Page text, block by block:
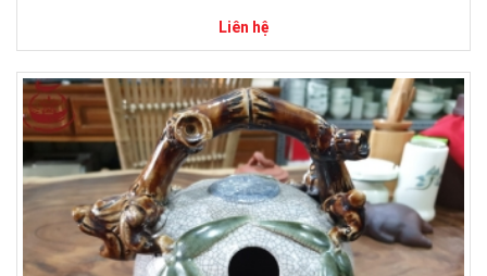
Liên hệ